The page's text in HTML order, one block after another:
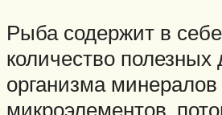
Рыба содержит в
количество полезных
организма минералов
микроэлементов,